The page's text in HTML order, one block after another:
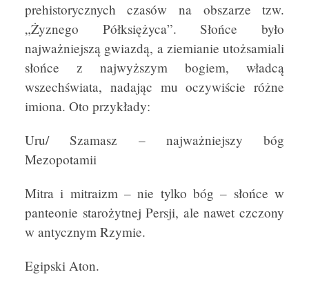
prehistorycznych czasów na obszarze tzw.
„Żyznego Półksiężyca”. Słońce było
najważniejszą gwiazdą, a ziemianie utożsamiali
słońce z najwyższym bogiem, władcą
wszechświata, nadając mu oczywiście różne
imiona. Oto przykłady:
Uru/ Szamasz – najważniejszy bóg
Mezopotamii
Mitra i mitraizm – nie tylko bóg – słońce w
panteonie starożytnej Persji, ale nawet czczony
w antycznym Rzymie.
Egipski Aton.